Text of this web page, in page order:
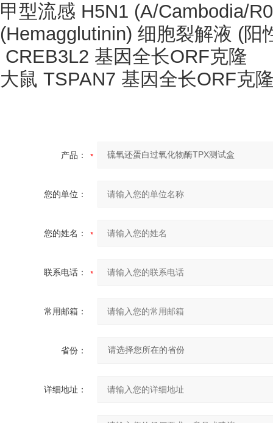
甲型流感 H5N1 (A/Cambodia/
(Hemagglutinin) 细胞裂解液 (阳
CREB3L2 基因全长ORF克隆
大鼠 TSPAN7 基因全长ORF克
产品：
您的单位：
您的姓名：
联系电话：
常用邮箱：
省份：
详细地址：